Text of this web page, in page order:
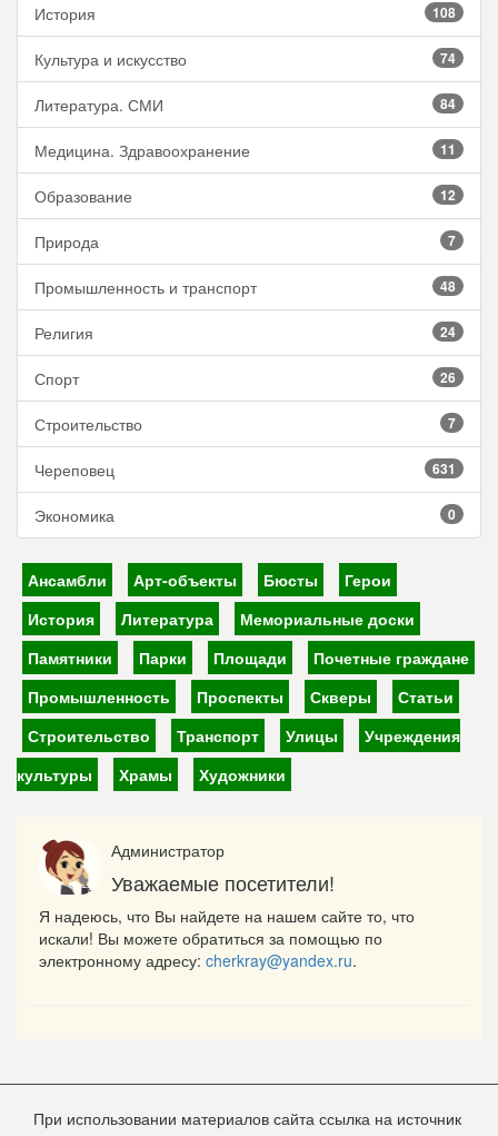
История 108
Культура и искусство 74
Литература. СМИ 84
Медицина. Здравоохранение 11
Образование 12
Природа 7
Промышленность и транспорт 48
Религия 24
Спорт 26
Строительство 7
Череповец 631
Экономика 0
Ансамбли Арт-объекты Бюсты
Герои
История
Литература
Мемориальные доски
Памятники
Парки Площади
Почетные граждане
Промышленность
Проспекты Скверы
Статьи
Строительство
Транспорт Улицы
Учреждения
культуры
Храмы Художники
Администратор
Уважаемые посетители!
Я надеюсь, что Вы найдете на нашем сайте то, что
искали! Вы можете обратиться за помощью по
электронному адресу: cherkray@yandex.ru.
При использовании материалов сайта ссылка на источник